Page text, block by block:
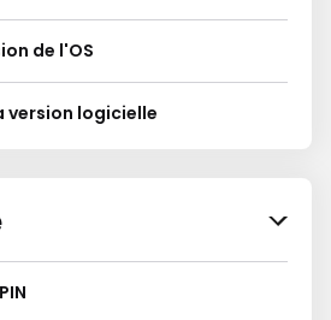
de l'OS
version logicielle